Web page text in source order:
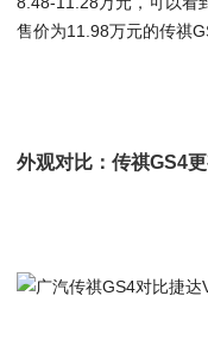
售价为11.98万元的传祺
外观对比：传祺GS4